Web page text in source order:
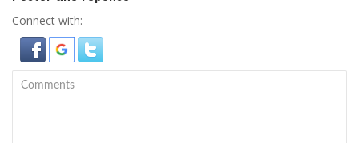
Connect with: